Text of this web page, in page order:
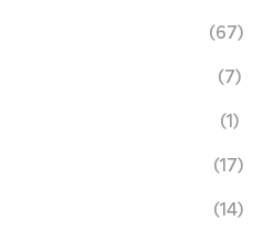
(67)
(7)
(1)
(17)
(14)